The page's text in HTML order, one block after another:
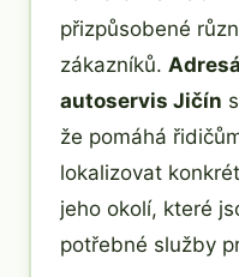
přizpůsobené
zákazníků.
autoservis Jičín
že pomáhá
lokalizovat
jeho okolí, které
potřebné služby